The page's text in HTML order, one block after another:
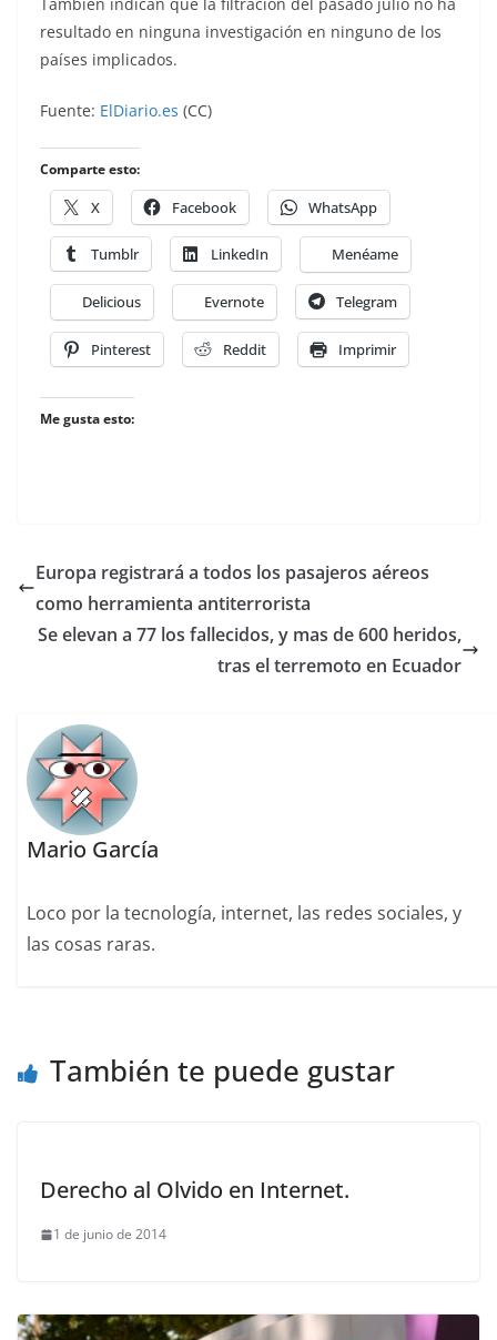
También indican que la filtración del pasado julio no ha
resultado en ninguna investigación en ninguno de los
países implicados.
Fuente: ElDiario.es (CC)
Comparte esto:
X Facebook WhatsApp
Tumblr LinkedIn Menéame
Delicious Evernote Telegram
Pinterest Reddit Imprimir
Me gusta esto:
Europa registrará a todos los pasajeros aéreos
como herramienta antiterrorista
Se elevan a 77 los fallecidos, y mas de 600 heridos,
tras el terremoto en Ecuador
Mario García
Loco por la tecnología, internet, las redes sociales, y
las cosas raras.
También te puede gustar
Derecho al Olvido en Internet.
1 de junio de 2014